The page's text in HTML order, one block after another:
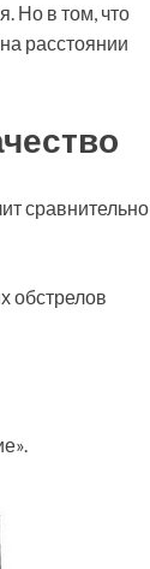
Но в том, что
расстоянии
сравнительно
обстрелов